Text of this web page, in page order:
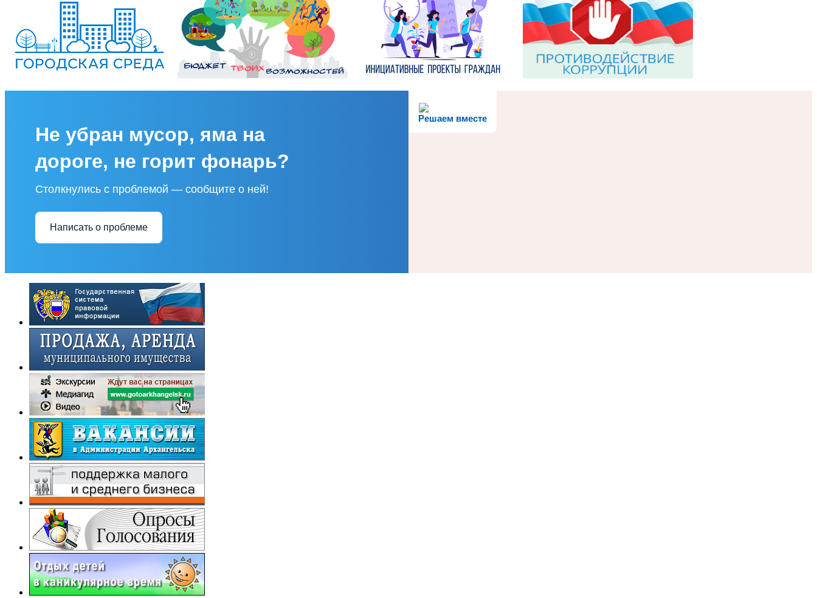
Решаем вместе
Не убран мусор, яма на
дороге, не горит фонарь?
Столкнулись с проблемой — сообщите о ней!
Написать о проблеме